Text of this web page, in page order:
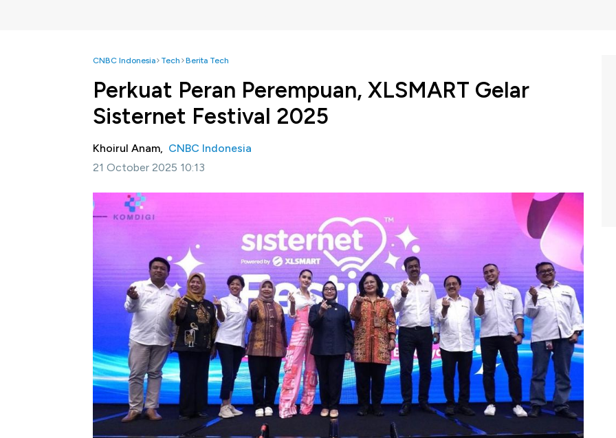
CNBC Indonesia Tech Berita Tech
Perkuat Peran Perempuan, XLSMART Gelar
Sisternet Festival 2025
Khoirul Anam, CNBC Indonesia
21 October 2025 10:13